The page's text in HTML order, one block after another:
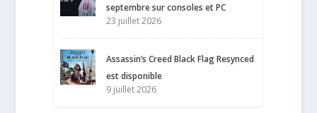
septembre sur consoles et PC
23 juillet 2026
Assassin’s Creed Black Flag Resynced
est disponible
9 juillet 2026